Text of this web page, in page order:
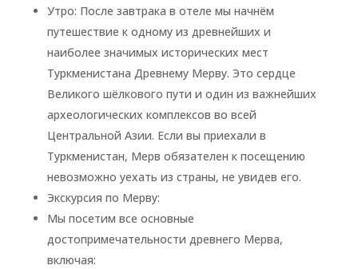
Утро: После завтрака в отеле мы начнём
путешествие к одному из древнейших и
наиболее значимых исторических мест
Туркменистана Древнему Мерву. Это сердце
Великого шёлкового пути и один из важнейших
археологических комплексов во всей
Центральной Азии. Если вы приехали в
Туркменистан, Мерв обязателен к посещению
невозможно уехать из страны, не увидев его.
Экскурсия по Мерву:
Мы посетим все основные
достопримечательности древнего Мерва,
включая: